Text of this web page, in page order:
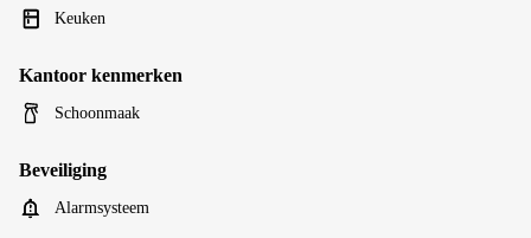
Keuken
Kantoor kenmerken
Schoonmaak
Beveiliging
Alarmsysteem